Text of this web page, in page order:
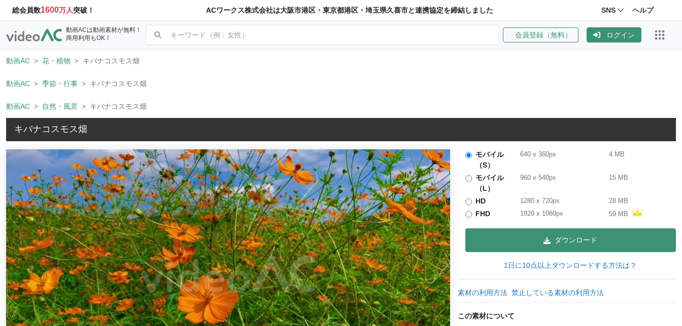
総会員数1600万人突破！ ACワークス株式会社は大阪市港区・東京都港区・埼玉県久喜市と連携協定を締結しました SNS ヘルプ
動画ACは動画素材が無料！
商用利用もOK！
会員登録（無料） ログイン
動画AC 花・植物 キバナコスモス畑
動画AC 季節・行事 キバナコスモス畑
動画AC 自然・風景 キバナコスモス畑
キバナコスモス畑
モバイル
（S）
640x 360px 4 MB
モバイル
（L）
960x 540px 15 MB
HD 1280x 720px 28 MB
FHD 1920x 1080px 59 MB
ダウンロード
1日に10点以上ダウンロードする方法は？
素材の利用方法 禁止している素材の利用方法
この素材について